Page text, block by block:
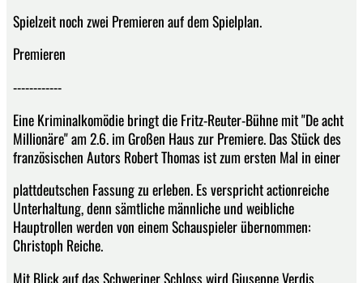
Spielzeit noch zwei Premieren auf dem Spielplan.
Premieren
------------
Eine Kriminalkomödie bringt die Fritz-Reuter-Bühne mit "De acht
Millionäre" am 2.6. im Großen Haus zur Premiere. Das Stück des
französischen Autors Robert Thomas ist zum ersten Mal in einer
plattdeutschen Fassung zu erleben. Es verspricht actionreiche
Unterhaltung, denn sämtliche männliche und weibliche
Hauptrollen werden von einem Schauspieler übernommen:
Christoph Reiche.
Mit Blick auf das Schweriner Schloss wird Giuseppe Verdis